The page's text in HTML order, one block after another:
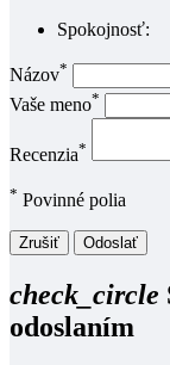
Spokojnosť:
Názov*
Vaše meno*
Recenzia*
* Povinné polia
Zrušiť Odoslať
check_circle
odoslaním